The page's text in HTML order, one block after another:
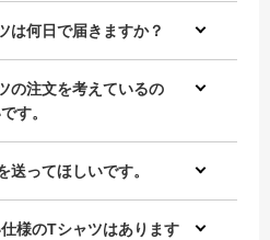
は何日で届きますか？
の注文を考えているの
す。
送ってほしいです。
様のTシャツはあります